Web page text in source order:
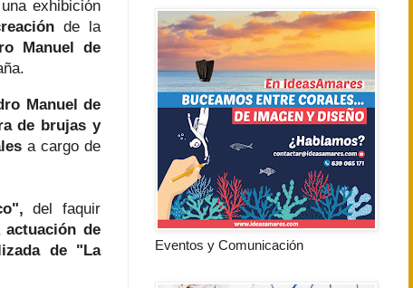
exhibición
de la
Manuel de
Manuel de
de brujas y
a cargo de
del faquir
actuación de
de "La
Eventos y Comunicación